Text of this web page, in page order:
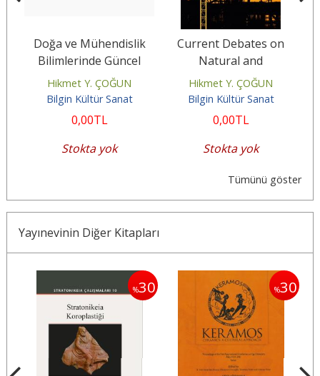
Doğa ve Mühendislik
Bilimlerinde Güncel
Tartışmalar 4
Hikmet Y. ÇOĞUN
Bilgin Kültür Sanat
0,00TL
Stokta yok
Current Debates on
Natural and
Engineering Sciences 3
Hikmet Y. ÇOĞUN
Bilgin Kültür Sanat
0,00TL
Stokta yok
Tümünü göster
Yayınevinin Diğer Kitapları
%30 %30